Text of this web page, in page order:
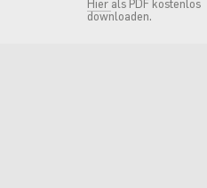
Hier als PDF kostenlos
downloaden.